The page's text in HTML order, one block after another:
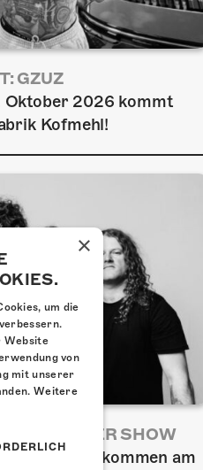
GZUZ
Oktober 2026 kommt
Kofmehl!
SUMMER SHOW
Airbourne kommen am
×
um die
Website
von
mit unserer
Weitere